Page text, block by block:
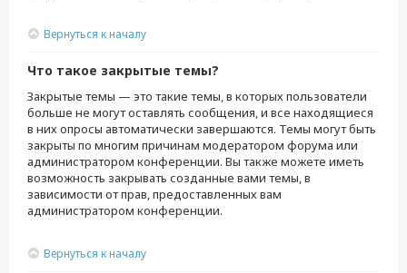
Вернуться к началу
Что такое закрытые темы?
Закрытые темы — это такие темы, в которых пользователи
больше не могут оставлять сообщения, и все находящиеся
в них опросы автоматически завершаются. Темы могут быть
закрыты по многим причинам модератором форума или
администратором конференции. Вы также можете иметь
возможность закрывать созданные вами темы, в
зависимости от прав, предоставленных вам
администратором конференции.
Вернуться к началу